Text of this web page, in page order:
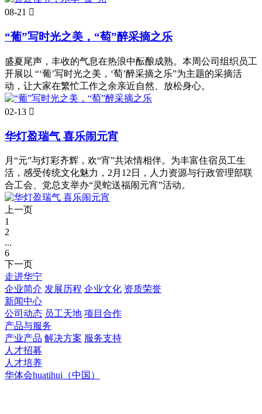
08-21 
“葡”写时光之美，“萄”醉采摘之乐
盛夏尾声，丰收的气息在热浪中酝酿成熟。本周公司组织员工
开展以 “‘葡’写时光之美，‘萄’醉采摘之乐”为主题的采摘活
动，让大家在繁忙工作之余亲近自然、放松身心。
02-13 
华灯盈瑞气 喜乐闹元宵
月“元”与灯彩齐辉，欢“宵”共浓情相伴。为丰富住宿员工生
活，感受传统文化魅力，2月12日，人力资源与行政管理部联
合工会、党总支举办“灵蛇送福闹元宵”活动。
上一页
1
2
...
6
下一页
走进华宁
企业简介 发展历程 企业文化 资质荣誉
新闻中心
公司动态 员工天地 项目合作
产品与服务
产业产品 解决方案 服务支持
人才招募
人才培养
华体会huatihui（中国）